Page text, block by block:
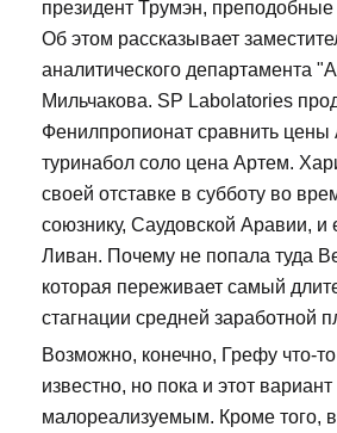
президент Трумэн,
Об этом рассказывает
аналитического департамента
Мильчакова. SP Labolatories
Фенилпропионат сравнить
туринабол соло цена Артем.
своей отставке в субботу во
союзнику, Саудовской Аравии,
Ливан. Почему не попала туда
которая переживает самый
стагнации средней заработной
Возможно, конечно, Грефу что-
известно, но пока и этот вариант
малореализуемым. Кроме того,